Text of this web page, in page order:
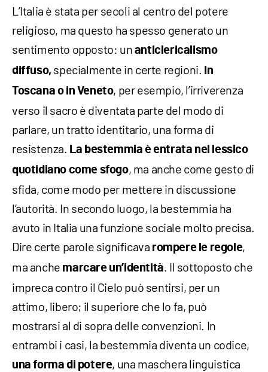
L’Italia è stata per secoli al centro del potere
religioso, ma questo ha spesso generato un
sentimento opposto: un anticlericalismo
diffuso, specialmente in certe regioni. In
Toscana o in Veneto, per esempio, l’irriverenza
verso il sacro è diventata parte del modo di
parlare, un tratto identitario, una forma di
resistenza. La bestemmia è entrata nel lessico
quotidiano come sfogo, ma anche come gesto di
sfida, come modo per mettere in discussione
l’autorità. In secondo luogo, la bestemmia ha
avuto in Italia una funzione sociale molto precisa.
Dire certe parole significava rompere le regole,
ma anche marcare un’identità. Il sottoposto che
impreca contro il Cielo può sentirsi, per un
attimo, libero; il superiore che lo fa, può
mostrarsi al di sopra delle convenzioni. In
entrambi i casi, la bestemmia diventa un codice,
una forma di potere, una maschera linguistica